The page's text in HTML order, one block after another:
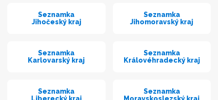
Seznamka
Jihočeský kraj
Seznamka
Jihomoravský kraj
Seznamka
Karlovarský kraj
Seznamka
Královéhradecký kraj
Seznamka
Seznamka